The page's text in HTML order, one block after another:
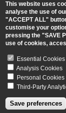
This website uses
analyse the use of
"ACCEPT ALL"
customise your
pressing the "SAVE
use of cookies,
Essential Cookies
Analysis Cookies
Personal Cookies
Third-Party
Save preferences